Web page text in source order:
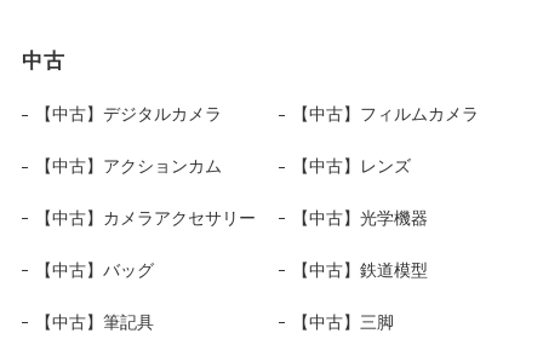
中古
【中古】デジタルカメラ 【中古】フィルムカメラ
【中古】アクションカム 【中古】レンズ
【中古】カメラアクセサリー 【中古】光学機器
【中古】バッグ 【中古】鉄道模型
【中古】筆記具 【中古】三脚